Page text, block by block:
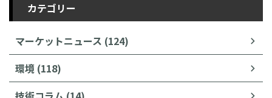
カテゴリー
マーケットニュース (124)
環境 (118)